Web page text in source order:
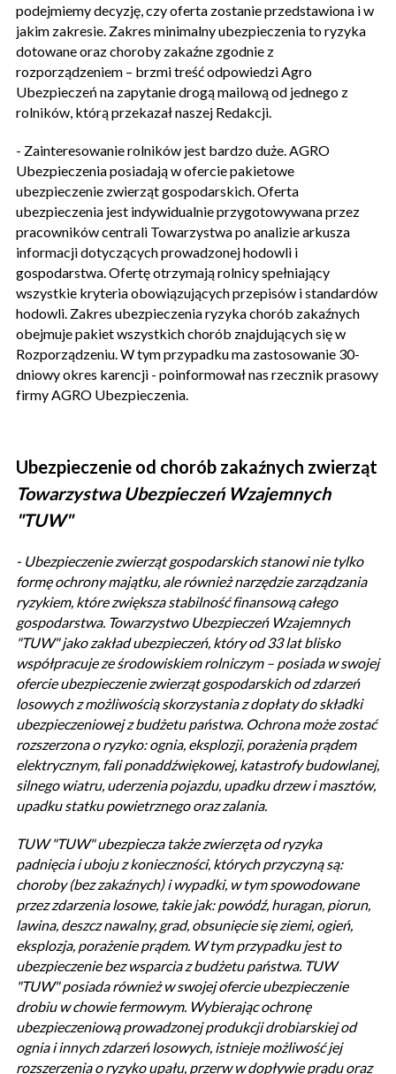
podejmiemy decyzję, czy oferta zostanie przedstawiona i w
jakim zakresie. Zakres minimalny ubezpieczenia to ryzyka
dotowane oraz choroby zakaźne zgodnie z
rozporządzeniem – brzmi treść odpowiedzi Agro
Ubezpieczeń na zapytanie drogą mailową od jednego z
rolników, którą przekazał naszej Redakcji.
- Zainteresowanie rolników jest bardzo duże. AGRO
Ubezpieczenia posiadają w ofercie pakietowe
ubezpieczenie zwierząt gospodarskich. Oferta
ubezpieczenia jest indywidualnie przygotowywana przez
pracowników centrali Towarzystwa po analizie arkusza
informacji dotyczących prowadzonej hodowli i
gospodarstwa. Ofertę otrzymają rolnicy spełniający
wszystkie kryteria obowiązujących przepisów i standardów
hodowli. Zakres ubezpieczenia ryzyka chorób zakaźnych
obejmuje pakiet wszystkich chorób znajdujących się w
Rozporządzeniu. W tym przypadku ma zastosowanie 30-
dniowy okres karencji - poinformował nas rzecznik prasowy
firmy AGRO Ubezpieczenia.
Ubezpieczenie od chorób zakaźnych zwierząt
Towarzystwa Ubezpieczeń Wzajemnych
"TUW"
- Ubezpieczenie zwierząt gospodarskich stanowi nie tylko
formę ochrony majątku, ale również narzędzie zarządzania
ryzykiem, które zwiększa stabilność finansową całego
gospodarstwa. Towarzystwo Ubezpieczeń Wzajemnych
"TUW" jako zakład ubezpieczeń, który od 33 lat blisko
współpracuje ze środowiskiem rolniczym – posiada w swojej
ofercie ubezpieczenie zwierząt gospodarskich od zdarzeń
losowych z możliwością skorzystania z dopłaty do składki
ubezpieczeniowej z budżetu państwa. Ochrona może zostać
rozszerzona o ryzyko: ognia, eksplozji, porażenia prądem
elektrycznym, fali ponaddźwiękowej, katastrofy budowlanej,
silnego wiatru, uderzenia pojazdu, upadku drzew i masztów,
upadku statku powietrznego oraz zalania.
TUW "TUW" ubezpiecza także zwierzęta od ryzyka
padnięcia i uboju z konieczności, których przyczyną są:
choroby (bez zakaźnych) i wypadki, w tym spowodowane
przez zdarzenia losowe, takie jak: powódź, huragan, piorun,
lawina, deszcz nawalny, grad, obsunięcie się ziemi, ogień,
eksplozja, porażenie prądem. W tym przypadku jest to
ubezpieczenie bez wsparcia z budżetu państwa. TUW
"TUW" posiada również w swojej ofercie ubezpieczenie
drobiu w chowie fermowym. Wybierając ochronę
ubezpieczeniową prowadzonej produkcji drobiarskiej od
ognia i innych zdarzeń losowych, istnieje możliwość jej
rozszerzenia o ryzyko upału, przerw w dopływie prądu oraz